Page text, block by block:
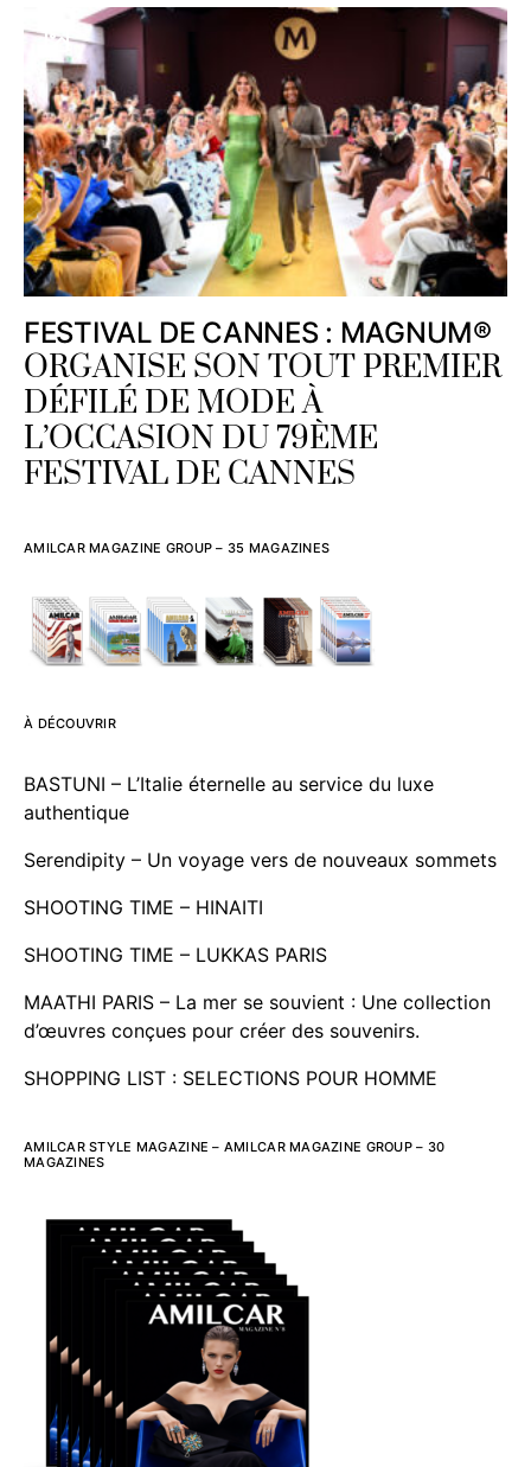
FESTIVAL DE CANNES : MAGNUM®
ORGANISE SON TOUT PREMIER
DÉFILÉ DE MODE À
L’OCCASION DU 79ÈME
FESTIVAL DE CANNES
AMILCAR MAGAZINE GROUP – 35 MAGAZINES
À DÉCOUVRIR
BASTUNI – L’Italie éternelle au service du luxe
authentique
Serendipity – Un voyage vers de nouveaux sommets
SHOOTING TIME – HINAITI
SHOOTING TIME – LUKKAS PARIS
MAATHI PARIS – La mer se souvient : Une collection
d’œuvres conçues pour créer des souvenirs.
SHOPPING LIST : SELECTIONS POUR HOMME
AMILCAR STYLE MAGAZINE – AMILCAR MAGAZINE GROUP – 30
MAGAZINES